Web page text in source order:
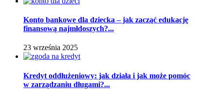
Konto bankowe dla dziecka – jak zacząć edukację
finansową najmłdoszych?...
23 września 2025
Kredyt oddłużeniowy: jak działa i jak może pomóc
w zarządzaniu długami?...